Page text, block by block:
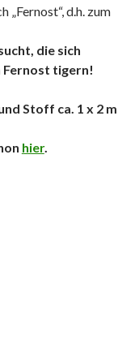
„Fernost“, d.h. zum
die sich
Fernost tigern!
Stoff ca. 1 x 2 m
hier.